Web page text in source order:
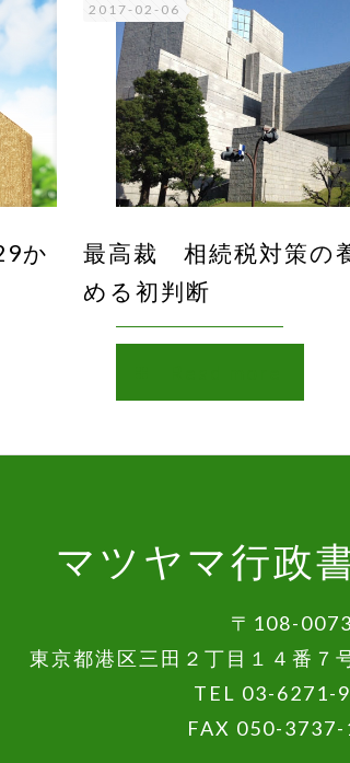
か
2017-02-06
最高裁 相続税対策の
める初判断
マツヤマ行政
〒108-0073
東京都港区三田２丁目１４番
TEL 03-6271-
FAX 050-3737-